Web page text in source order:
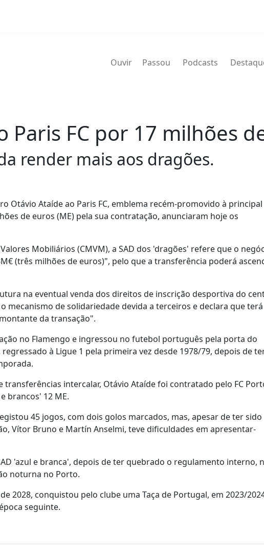
Ouvir Passou Podcasts
Paris FC por 17 milhões
render mais aos dragões.
Otávio Ataíde ao Paris FC, emblema recém-promovido à principal
de euros (ME) pela sua contratação, anunciaram hoje os
Mobiliários (CMVM), a SAD dos 'dragões' refere que o
(três milhões de euros)", pelo que a transferência poderá
na eventual venda dos direitos de inscrição desportiva do
mecanismo de solidariedade devida a terceiros e declara que terá
da transação".
no Flamengo e ingressou no futebol português pela porta do
à Ligue 1 pela primeira vez desde 1978/79, depois de
transferências intercalar, Otávio Ataíde foi contratado pelo FC
brancos' 12 ME.
45 jogos, com dois golos marcados, mas, apesar de ter sido
Vítor Bruno e Martín Anselmi, teve dificuldades em apresentar-
'azul e branca', depois de ter quebrado o regulamento interno,
noturna no Porto.
2028, conquistou pelo clube uma Taça de Portugal, em 2023/
seguinte.